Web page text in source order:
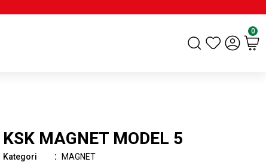
0
KSK MAGNET MODEL 5
Kategori
MAGNET